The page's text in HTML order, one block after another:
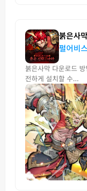
붉은사
펄어비스
붉은사막 다운로드
전하게 설치할 수...